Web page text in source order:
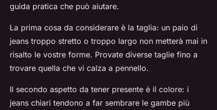
guida pratica che può aiutare.
La prima cosa da considerare è la taglia: un paio di
jeans troppo stretto o troppo largo non metterà mai in
risalto le vostre forme. Provate diverse taglie fino a
trovare quella che vi calza a pennello.
Il secondo aspetto da tener presente è il colore: i
jeans chiari tendono a far sembrare le gambe più